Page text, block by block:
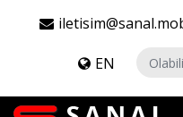
EN